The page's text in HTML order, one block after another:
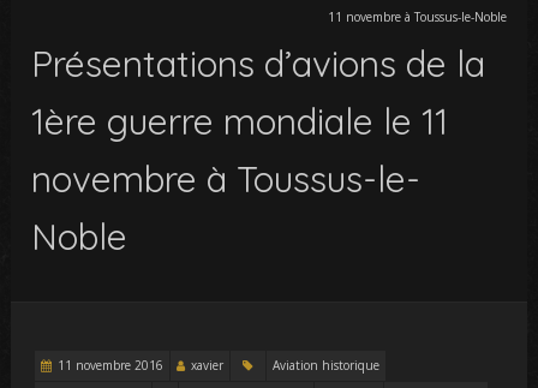
11 novembre à Toussus-le-Noble
Présentations d’avions de la
1ère guerre mondiale le 11
novembre à Toussus-le-
Noble
11 novembre 2016 xavier
Aviation historique